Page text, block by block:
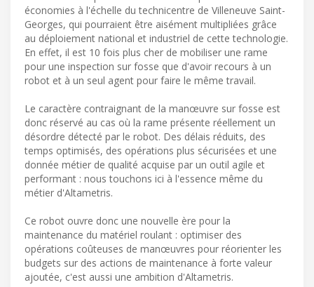
économies à l'échelle du technicentre de Villeneuve Saint-
Georges, qui pourraient être aisément multipliées grâce
au déploiement national et industriel de cette technologie.
En effet, il est 10 fois plus cher de mobiliser une rame
pour une inspection sur fosse que d'avoir recours à un
robot et à un seul agent pour faire le même travail.
Le caractère contraignant de la manœuvre sur fosse est
donc réservé au cas où la rame présente réellement un
désordre détecté par le robot. Des délais réduits, des
temps optimisés, des opérations plus sécurisées et une
donnée métier de qualité acquise par un outil agile et
performant : nous touchons ici à l'essence même du
métier d'Altametris.
Ce robot ouvre donc une nouvelle ère pour la
maintenance du matériel roulant : optimiser des
opérations coûteuses de manœuvres pour réorienter les
budgets sur des actions de maintenance à forte valeur
ajoutée, c'est aussi une ambition d'Altametris.